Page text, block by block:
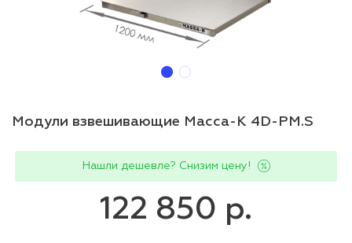
Модули взвешивающие Масса-К 4D-PM.S
Нашли дешевле? Снизим цену!
122 850 р.